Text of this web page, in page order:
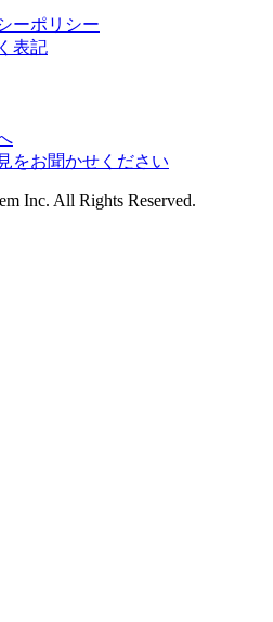
ーポリシー
表記
をお聞かせください
Inc. All Rights Reserved.